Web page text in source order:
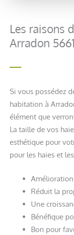
Les raisons
Arradon
Si vous possédez
habitation à
élément que
La taille de vos
esthétique pour
pour les haies et
Réduit la
Une
Bénéfique
Bon pour